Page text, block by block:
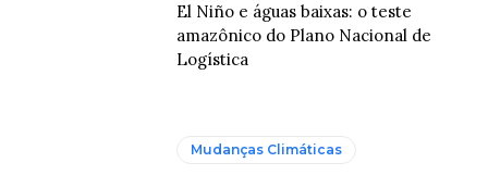
El Niño e águas baixas: o teste
amazônico do Plano Nacional de
Logística
Mudanças Climáticas